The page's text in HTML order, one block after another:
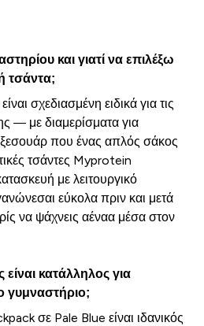
και γιατί να επιλέξω
τσάντα;
σχεδιασμένη ειδικά για τις
— με διαμερίσματα για
που ένας απλός σάκος
τσάντες Myprotein
με λειτουργικό
εύκολα πριν και μετά
να ψάχνεις αέναα μέσα στον
είναι κατάλληλος για
γυμναστήριο;
σε Pale Blue είναι ιδανικός